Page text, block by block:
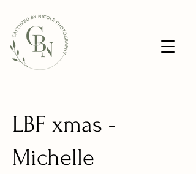
LBF xmas -
Michelle